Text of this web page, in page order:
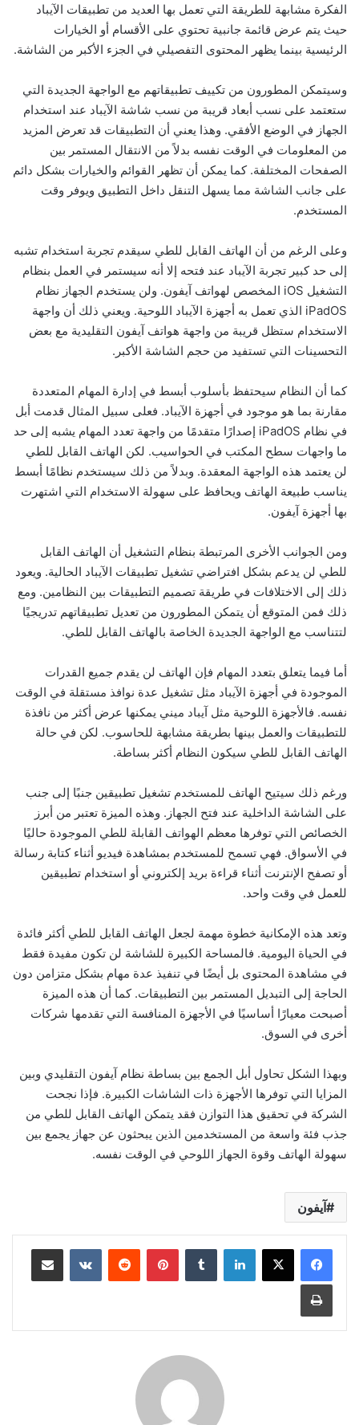
الفكرة مشابهة للطريقة التي تعمل بها العديد من تطبيقات الآيباد
حيث يتم عرض قائمة جانبية تحتوي على الأقسام أو الخيارات
الرئيسية بينما يظهر المحتوى التفصيلي في الجزء الأكبر من الشاشة.
وسيتمكن المطورون من تكييف تطبيقاتهم مع الواجهة الجديدة التي
ستعتمد على نسب أبعاد قريبة من نسب شاشة الآيباد عند استخدام
الجهاز في الوضع الأفقي. وهذا يعني أن التطبيقات قد تعرض المزيد
من المعلومات في الوقت نفسه بدلاً من الانتقال المستمر بين
الصفحات المختلفة. كما يمكن أن تظهر القوائم والخيارات بشكل دائم
على جانب الشاشة مما يسهل التنقل داخل التطبيق ويوفر وقت
المستخدم.
وعلى الرغم من أن الهاتف القابل للطي سيقدم تجربة استخدام تشبه
إلى حد كبير تجربة الآيباد عند فتحه إلا أنه سيستمر في العمل بنظام
التشغيل iOS المخصص لهواتف آيفون. ولن يستخدم الجهاز نظام
iPadOS الذي تعمل به أجهزة الآيباد اللوحية. ويعني ذلك أن واجهة
الاستخدام ستظل قريبة من واجهة هواتف آيفون التقليدية مع بعض
التحسينات التي تستفيد من حجم الشاشة الأكبر.
كما أن النظام سيحتفظ بأسلوب أبسط في إدارة المهام المتعددة
مقارنة بما هو موجود في أجهزة الآيباد. فعلى سبيل المثال قدمت أبل
في نظام iPadOS إصدارًا متقدمًا من واجهة تعدد المهام يشبه إلى حد
ما واجهات سطح المكتب في الحواسيب. لكن الهاتف القابل للطي
لن يعتمد هذه الواجهة المعقدة. وبدلاً من ذلك سيستخدم نظامًا أبسط
يناسب طبيعة الهاتف ويحافظ على سهولة الاستخدام التي اشتهرت
بها أجهزة آيفون.
ومن الجوانب الأخرى المرتبطة بنظام التشغيل أن الهاتف القابل
للطي لن يدعم بشكل افتراضي تشغيل تطبيقات الآيباد الحالية. ويعود
ذلك إلى الاختلافات في طريقة تصميم التطبيقات بين النظامين. ومع
ذلك فمن المتوقع أن يتمكن المطورون من تعديل تطبيقاتهم تدريجيًا
لتتناسب مع الواجهة الجديدة الخاصة بالهاتف القابل للطي.
أما فيما يتعلق بتعدد المهام فإن الهاتف لن يقدم جميع القدرات
الموجودة في أجهزة الآيباد مثل تشغيل عدة نوافذ مستقلة في الوقت
نفسه. فالأجهزة اللوحية مثل آيباد ميني يمكنها عرض أكثر من نافذة
للتطبيقات والعمل بينها بطريقة مشابهة للحاسوب. لكن في حالة
الهاتف القابل للطي سيكون النظام أكثر بساطة.
ورغم ذلك سيتيح الهاتف للمستخدم تشغيل تطبيقين جنبًا إلى جنب
على الشاشة الداخلية عند فتح الجهاز. وهذه الميزة تعتبر من أبرز
الخصائص التي توفرها معظم الهواتف القابلة للطي الموجودة حاليًا
في الأسواق. فهي تسمح للمستخدم بمشاهدة فيديو أثناء كتابة رسالة
أو تصفح الإنترنت أثناء قراءة بريد إلكتروني أو استخدام تطبيقين
للعمل في وقت واحد.
وتعد هذه الإمكانية خطوة مهمة لجعل الهاتف القابل للطي أكثر فائدة
في الحياة اليومية. فالمساحة الكبيرة للشاشة لن تكون مفيدة فقط
في مشاهدة المحتوى بل أيضًا في تنفيذ عدة مهام بشكل متزامن دون
الحاجة إلى التبديل المستمر بين التطبيقات. كما أن هذه الميزة
أصبحت معيارًا أساسيًا في الأجهزة المنافسة التي تقدمها شركات
أخرى في السوق.
وبهذا الشكل تحاول أبل الجمع بين بساطة نظام آيفون التقليدي وبين
المزايا التي توفرها الأجهزة ذات الشاشات الكبيرة. فإذا نجحت
الشركة في تحقيق هذا التوازن فقد يتمكن الهاتف القابل للطي من
جذب فئة واسعة من المستخدمين الذين يبحثون عن جهاز يجمع بين
سهولة الهاتف وقوة الجهاز اللوحي في الوقت نفسه.
آيفون
لينكدإن بينتيريست مشاركة عبر البريد
طباعة